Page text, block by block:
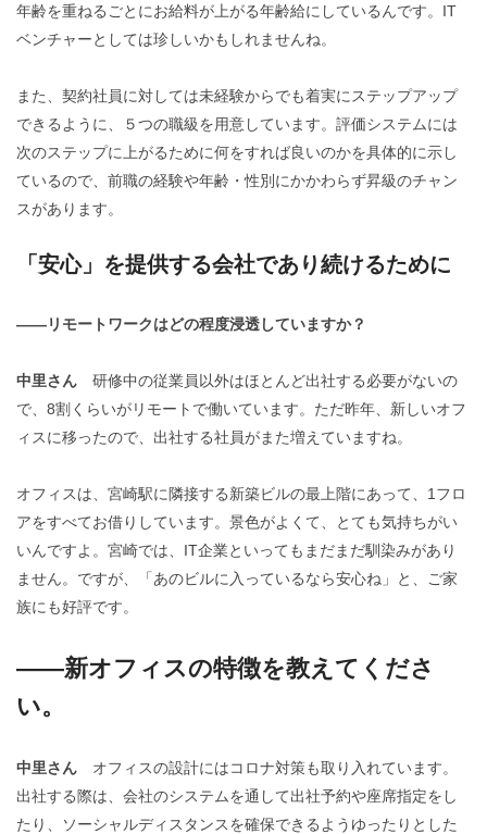
年齢を重ねるごとにお給料が上がる年齢給にしているんです。IT
ベンチャーとしては珍しいかもしれませんね。
また、契約社員に対しては未経験からでも着実にステップアップ
できるように、５つの職級を用意しています。評価システムには
次のステップに上がるために何をすれば良いのかを具体的に示し
ているので、前職の経験や年齢・性別にかかわらず昇級のチャン
スがあります。
「安心」を提供する会社であり続けるために
――リモートワークはどの程度浸透していますか？
中里さん 研修中の従業員以外はほとんど出社する必要がないの
で、 8割くらいがリモートで働いています。ただ昨年、新しいオフ
ィスに移ったので、出社する社員がまた増えていますね。
オフィスは、宮崎駅に隣接する新築ビルの最上階にあって、1フロ
アをすべてお借りしています。景色がよくて、とても気持ちがい
いんですよ。宮崎では、IT企業といってもまだまだ馴染みがあり
ません。ですが、「あのビルに入っているなら安心ね」と、ご家
族にも好評です。
――新オフィスの特徴を教えてくださ
い。
中里さん オフィスの設計にはコロナ対策も取り入れています。
出社する際は、会社のシステムを通して出社予約や座席指定をし
たり、ソーシャルディスタンスを確保できるようゆったりとした